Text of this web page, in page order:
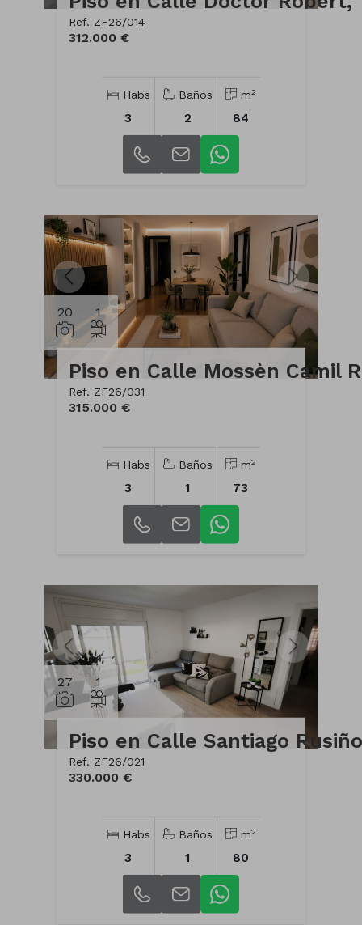
Ref. ZF26/014
312.000 €
Habs
3
Baños
2
m2
84
20 1
Ref. ZF26/031
315.000 €
Habs
3
Baños
1
m2
73
27 1
Ref. ZF26/021
330.000 €
Habs
3
Baños
1
m2
80